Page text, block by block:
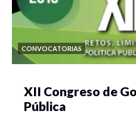
CONVOCATORIAS
XII Congreso de
Pública